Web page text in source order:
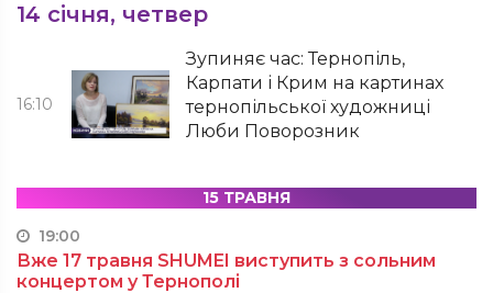
14 січня, четвер
16:10
Зупиняє час: Тернопіль,
Карпати і Крим на картинах
тернопільської художниці
Люби Поворозник
15 ТРАВНЯ
19:00
Вже 17 травня SHUMEI виступить з сольним
концертом у Тернополі